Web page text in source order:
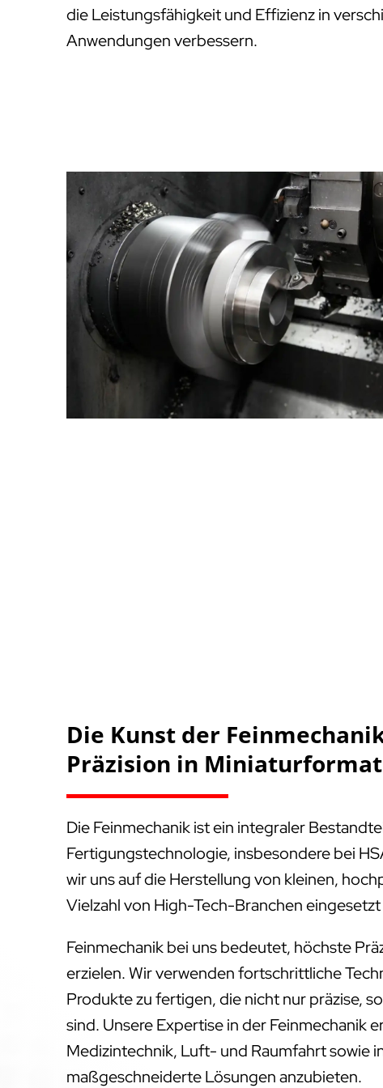
die Leistungsfähigkeit und Effizienz in
Anwendungen verbessern.
Die Kunst der
Präzision in Miniaturformat
Die Feinmechanik ist ein integraler
Fertigungstechnologie, insbesondere bei
wir uns auf die Herstellung von kleinen,
Vielzahl von High-Tech-Branchen
Feinmechanik bei uns bedeutet, höchste
erzielen. Wir verwenden fortschrittliche
Produkte zu fertigen, die nicht nur präzise,
sind. Unsere Expertise in der Feinmechanik
Medizintechnik, Luft- und Raumfahrt sowie
maßgeschneiderte Lösungen anzubieten.